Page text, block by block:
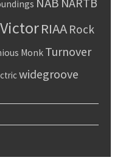
VictorRIAA Rock
Monk Turnover
widegroove